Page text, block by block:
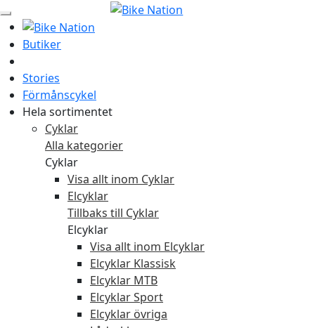
Butiker
Stories
Förmånscykel
Hela sortimentet
Cyklar
Alla kategorier
Cyklar
Visa allt inom Cyklar
Elcyklar
Tillbaks till Cyklar
Elcyklar
Visa allt inom Elcyklar
Elcyklar Klassisk
Elcyklar MTB
Elcyklar Sport
Elcyklar övriga